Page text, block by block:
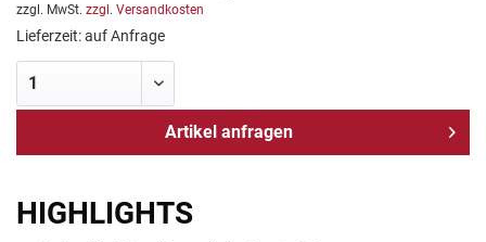
zzgl. MwSt. zzgl. Versandkosten
Lieferzeit: auf Anfrage
Artikel anfragen
HIGHLIGHTS